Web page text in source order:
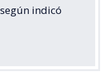
indicó